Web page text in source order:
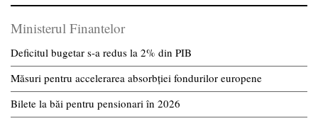
Ministerul Finantelor
Deficitul bugetar s-a redus la 2% din PIB
Măsuri pentru accelerarea absorbției fondurilor europene
Bilete la băi pentru pensionari în 2026